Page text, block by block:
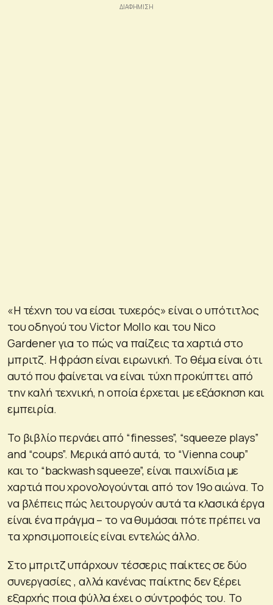
«Η τέχνη του να είσαι τυχερός» είναι ο υπότιτλος
του οδηγού του Victor Mollo και του Nico
Gardener για το πώς να παίζεις τα χαρτιά στο
μπριτζ. Η φράση είναι ειρωνική. Το θέμα είναι ότι
αυτό που φαίνεται να είναι τύχη προκύπτει από
την καλή τεχνική, η οποία έρχεται με εξάσκηση και
εμπειρία.
Το βιβλίο περνάει από “finesses”, “squeeze plays”
and “coups”. Μερικά από αυτά, το “Vienna coup”
και το “backwash squeeze”, είναι παιχνίδια με
χαρτιά που χρονολογούνται από τον 19ο αιώνα. Το
να βλέπεις πώς λειτουργούν αυτά τα κλασικά έργα
είναι ένα πράγμα – το να θυμάσαι πότε πρέπει να
τα χρησιμοποιείς είναι εντελώς άλλο.
Στο μπριτζ υπάρχουν τέσσερις παίκτες σε δύο
συνεργασίες , αλλά κανένας παίκτης δεν ξέρει
εξαρχής ποια φύλλα έχει ο σύντροφός του. Το